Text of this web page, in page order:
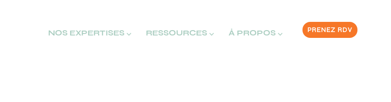
PRENEZ RDV
NOS EXPERTISES ⌵ RESSOURCES ⌵ À PROPOS ⌵